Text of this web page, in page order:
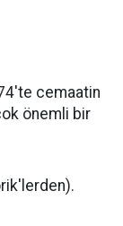
cemaatin
önemli bir